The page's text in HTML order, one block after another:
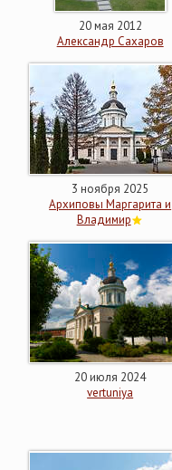
20 мая 2012
Александр Cахаров
3 ноября 2025
Архиповы Маргарита и
Владимир
20 июля 2024
vertuniya